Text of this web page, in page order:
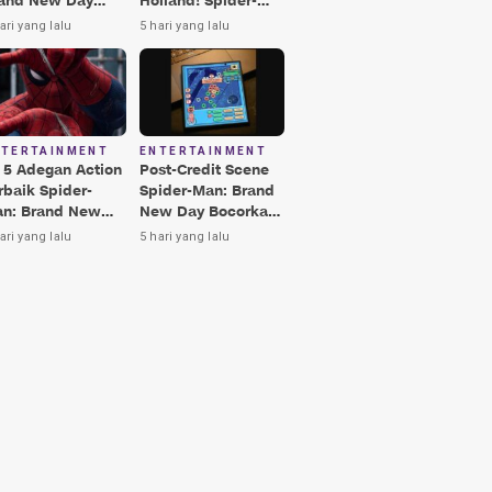
Nomor 3
yang lalu
Man: Brand New
Terbaik Era MCU
5 hari yang lalu
5 Adegan Action
Spider-
Brand New
Ada Hulk vs
yang lalu
ENTERTAINMENT
Post-Credit Scene
Spider-Man: Brand
New Day Bocorkan
Lokasi Peter di Luar
5 hari yang lalu